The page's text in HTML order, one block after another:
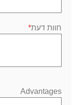
חוות דעת
Advantages